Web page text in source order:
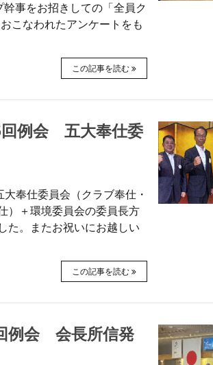
事をお招きしての「全員ク
こなわれたアンケートをも
この記事を読む
回例会 五大奉仕委
奉仕委員会（クラブ奉仕・
）＋環境委員会の委員長方
た。またお祝いにお越しい
この記事を読む
例会 会長所信発